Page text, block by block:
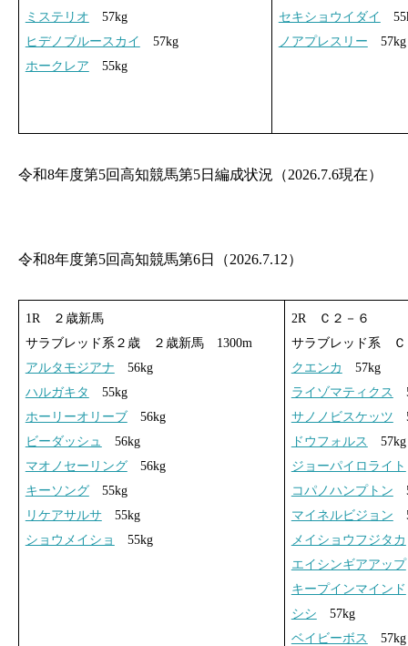
ミステリオ 57kg
ヒデノブルースカイ
57kg
ホークレア 55kg
セキショウイダイ
ノアプレスリー 57kg
令和8年度第5回高知競馬第5日編成状況（2026.7.6現在）
令和8年度第5回高知競馬第6日（2026.7.12）
1R ２歳新馬
サラブレッド系２歳 ２歳新馬 1300m
アルタモジアナ 56kg
ハルガキタ
55kg
ホーリーオリーブ 56kg
ビーダッシュ
56kg
マオノセーリング56kg
キーソング55kg
リケアサルサ55kg
ショウメイショ
55kg
2R Ｃ２－６
サラブレッド系
クエンカ
57kg
ライゾマティクス
サノノビスケッツ
ドウフォルス
57kg
ジョーパイロライト
コパノハンプトン
マイネルビジョン
メイショウフジタカ
エイシンギアアップ
キープインマインド
シシ 57kg
ベイビーボス
57kg